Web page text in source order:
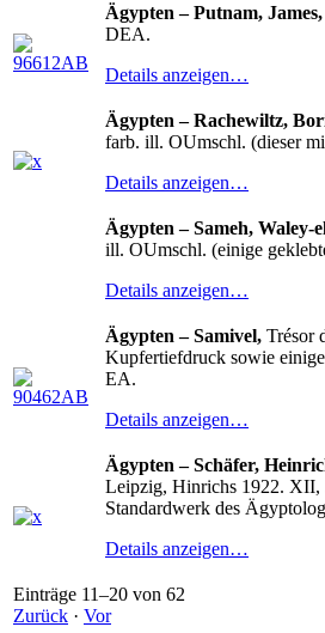
Ägypten – Putnam, James,
DEA.
Details anzeigen…
Ägypten – Rachewiltz,
farb. ill. OUmschl. (dieser
Details anzeigen…
Ägypten – Sameh, Waley-
ill. OUmschl. (einige
Details anzeigen…
Ägypten – Samivel, Trésor
Kupfertiefdruck sowie
EA.
Details anzeigen…
Ägypten – Schäfer,
Leipzig, Hinrichs 1922. XII,
Standardwerk des
Details anzeigen…
Einträge 11–20 von 62
Zurück · Vor